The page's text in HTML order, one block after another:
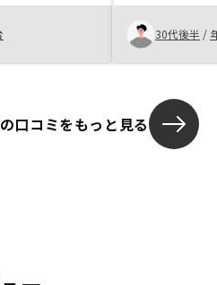
れた方が良い
30代後半 /
口コミをもっと見る